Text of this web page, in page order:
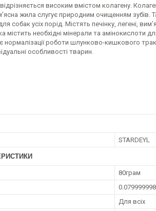
високим вмістом колагену.
м’ясна жила слугує природним очищенням
собак усіх порід. Містять печінку, легені,
необхідні мінерали та амінокислоти
нормалізації роботи шлунково-кишкового
особливості тварин.
STARDEYL
80грам
Для всіх